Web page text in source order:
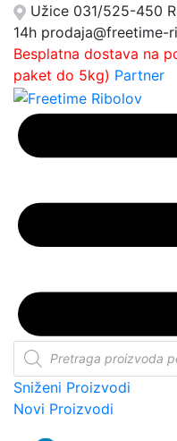
Užice 031/525-450
14h prodaja@freetime-
Besplatna dostava na
paket do 5kg) Partner
Products
search
Sniženi Proizvodi
Novi Proizvodi